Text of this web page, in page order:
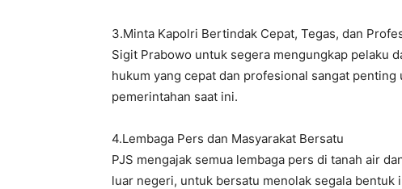
3.Minta Kapolri Bertindak Cepat, Tegas, dan
Sigit Prabowo untuk segera mengungkap pelaku
hukum yang cepat dan profesional sangat
pemerintahan saat ini.
4.Lembaga Pers dan Masyarakat Bersatu
PJS mengajak semua lembaga pers di tanah air
luar negeri, untuk bersatu menolak segala bentuk